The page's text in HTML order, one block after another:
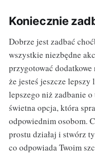
Koniecznie
Dobrze jest zadbać
wszystkie niezbędne
przygotować
że jesteś jeszcze
lepszego niż zadbanie
świetna opcja, która
odpowiednim osobom.
prostu działaj i stwórz
co odpowiada Twoim